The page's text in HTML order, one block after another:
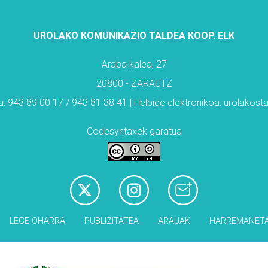
UROLAKO KOMUNIKAZIO TALDEA KOOP. ELK
Araba kalea, 27
20800 - ZARAUTZ
943 89 00 17 / 943 81 38 41 | Helbide elektronikoa:
Codesyntaxek garatua
LEGE OHARRA PUBLIZITATEA ARAUAK